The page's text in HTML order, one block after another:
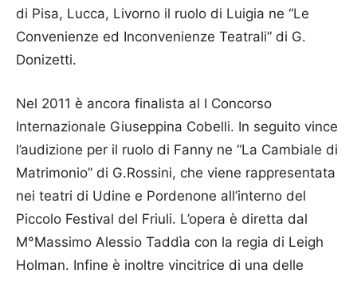
di Pisa, Lucca, Livorno il ruolo di Luigia ne “Le
Convenienze ed Inconvenienze Teatrali” di G.
Donizetti.
Nel 2011 è ancora finalista al I Concorso
Internazionale Giuseppina Cobelli. In seguito vince
l’audizione per il ruolo di Fanny ne “La Cambiale di
Matrimonio” di G.Rossini, che viene rappresentata
nei teatri di Udine e Pordenone all’interno del
Piccolo Festival del Friuli. L’opera è diretta dal
M°Massimo Alessio Taddìa con la regia di Leigh
Holman. Infine è inoltre vincitrice di una delle